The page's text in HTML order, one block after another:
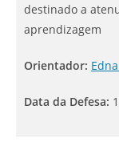
destinado a
aprendizagem
Orientador:
Data da Defesa: